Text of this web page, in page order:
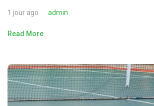
1 jour ago admin
Read More